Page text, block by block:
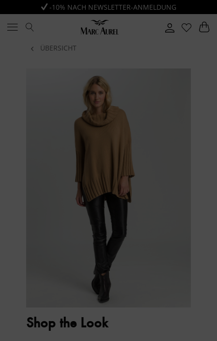
-10% NACH NEWSLETTER-ANMELDUNG
ÜBERSICHT
Shop the Look